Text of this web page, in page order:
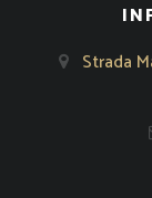
Strada